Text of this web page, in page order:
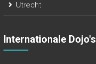
Utrecht
Internationale Dojo's